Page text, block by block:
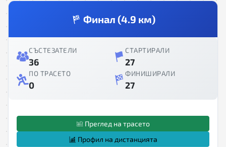
Финал (4.9 км)
СЪСТЕЗАТЕЛИ
36
СТАРТИРАЛИ
27
ПО ТРАСЕТО
0
ФИНИШИРАЛИ
27
Преглед на трасето
Профил на дистанцията